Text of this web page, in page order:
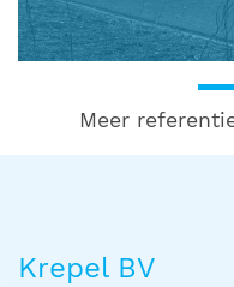
Meer
Krepel BV